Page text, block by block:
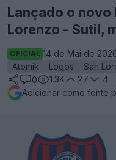
Lançado o
Lorenzo - Sutil,
OFICIAL 14 de Mai de
Atomik
Logos San
0
1.3K 27
4
Adicionar como fonte